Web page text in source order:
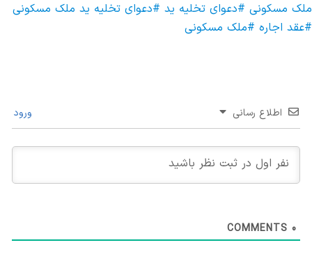
ملک مسکونی #دعوای تخلیه ید #دعوای تخلیه ید ملک مسکونی
#عقد اجاره #ملک مسکونی
اطلاع رسانی ورود
0